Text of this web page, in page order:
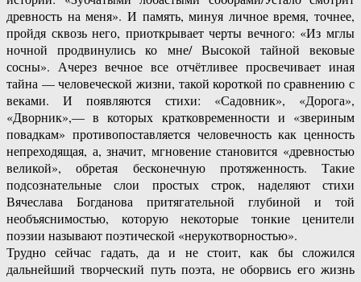
древность на меня». И память, минуя личное время, точнее,
пройдя сквозь него, приоткрывает черты вечного: «Из мглы
ночной продвинулись ко мне/ Высокой тайной вековые
сосны». Ачерез вечное все отчётливее просвечивает иная
тайна — человеческой жизни, такой короткой по сравнению с
веками. И появляются стихи: «Садовник», «Дорога»,
«Дворник»,— в которых кратковременности и «звериным
повадкам» противопоставляется человечность как ценность
непреходящая, а, значит, мгновение становится «древностью
великой», обретая бесконечную протяженность. Такие
подсознательные слои простых строк, наделяют стихи
Вячеслава Богданова притягательной глубиной и той
необъяснимостью, которую некоторые тонкие ценители
поэзии называют поэтической «нерукотворностью».
Трудно сейчас гадать, да и не стоит, как бы сложился
дальнейший творческий путь поэта, не оборвись его жизнь